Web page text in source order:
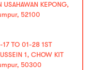
USAHAWAN KEPONG,
52100
TO 01-28 1ST
1, CHOW KIT
50300